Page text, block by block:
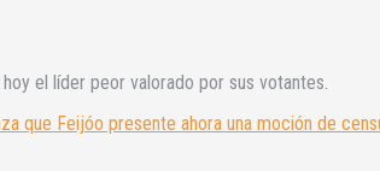
el líder peor valorado por sus votantes.
que Feijóo presente ahora una moción de